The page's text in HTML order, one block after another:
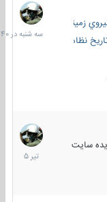
زميني
نظامی
سه
شنبه
در
سایت
16
تیر
1405